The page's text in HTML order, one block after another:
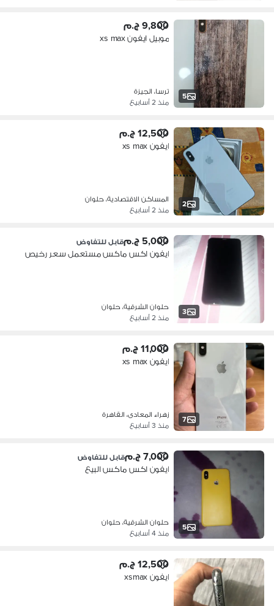
5
9,800 ج.م
موبيل ايفون xs max
ترسا، الجيزة
منذ 2 أسابيع
2
12,500 ج.م
ايفون xs max
المساكن الاقتصادية، حلوان
منذ 2 أسابيع
3
5,000 ج.م قابل للتفاوض
ايفون اكس ماكس مستعمل سعر رخيص
حلوان الشرقية، حلوان
منذ 2 أسابيع
7
11,000 ج.م
ايفون xs max
زهراء المعادى، القاهرة
منذ 3 أسابيع
5
7,000 ج.م قابل للتفاوض
ايفون اكس ماكس البيع
حلوان الشرقية، حلوان
منذ 4 أسابيع
12,500 ج.م
ايفون xsmax